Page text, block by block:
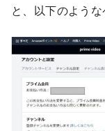
と、以下のような